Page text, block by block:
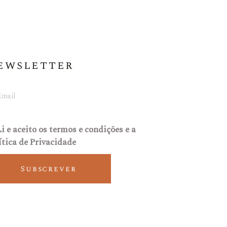
e aceito ostermos e condições e a
de Privacidade
Subscrever